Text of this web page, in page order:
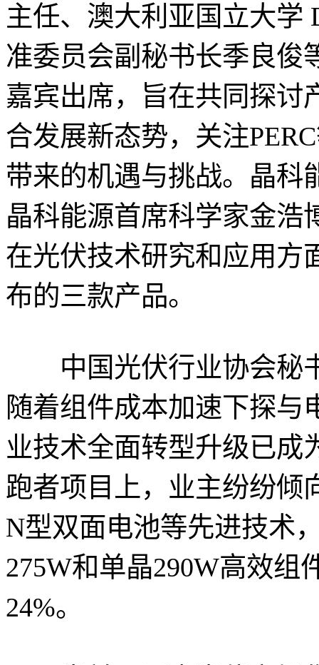
主任、澳大利亚国立大学
准委员会副秘书长季良俊
嘉宾出席，旨在共同探讨
合发展新态势，关注
带来的机遇与挑战。晶科
晶科能源首席科学家金浩
在光伏技术研究和应用方
布的三款产品。
中国光伏行业协会秘
随着组件成本加速下探与
业技术全面转型升级已成
跑者项目上，业主纷纷倾
N型双面电池等先进技术
275W和单晶290W高效组
24%。